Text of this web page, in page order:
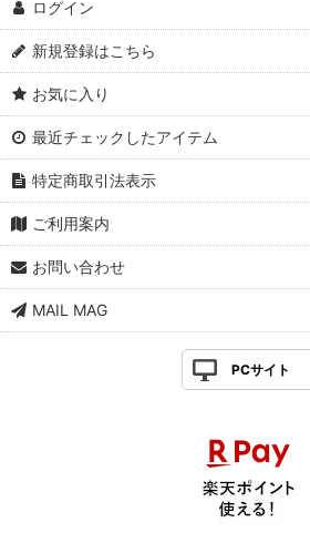
ログイン
新規登録はこちら
お気に入り
最近チェックしたアイテム
特定商取引法表示
ご利用案内
お問い合わせ
MAIL MAG
PCサイト